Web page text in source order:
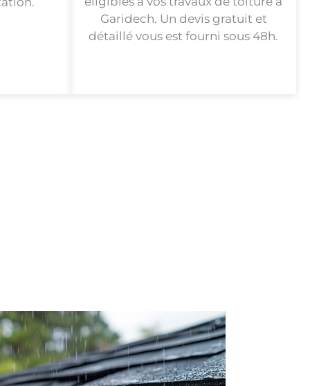
Garidech. Un devis gratuit et
détaillé vous est fourni sous 48h.